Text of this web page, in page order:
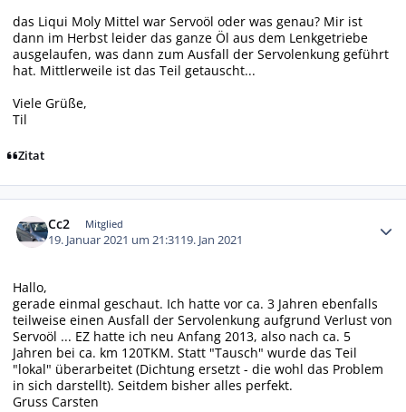
das Liqui Moly Mittel war Servoöl oder was genau? Mir ist
dann im Herbst leider das ganze Öl aus dem Lenkgetriebe
ausgelaufen, was dann zum Ausfall der Servolenkung geführt
hat. Mittlerweile ist das Teil getauscht...
Viele Grüße,
Til
Zitat
Cc2 Mitglied
19. Januar 2021 um 21:3119. Jan 2021
Hallo,
gerade einmal geschaut. Ich hatte vor ca. 3 Jahren ebenfalls
teilweise einen Ausfall der Servolenkung aufgrund Verlust von
Servoöl ... EZ hatte ich neu Anfang 2013, also nach ca. 5
Jahren bei ca. km 120TKM. Statt "Tausch" wurde das Teil
"lokal" überarbeitet (Dichtung ersetzt - die wohl das Problem
in sich darstellt). Seitdem bisher alles perfekt.
Gruss Carsten